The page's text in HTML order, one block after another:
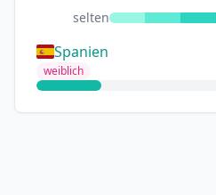
selten
Spanien
weiblich